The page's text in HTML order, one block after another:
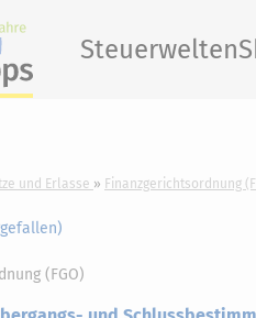
Steuerwelten
und Erlasse Finanzgerichtsordnung
(FGO)